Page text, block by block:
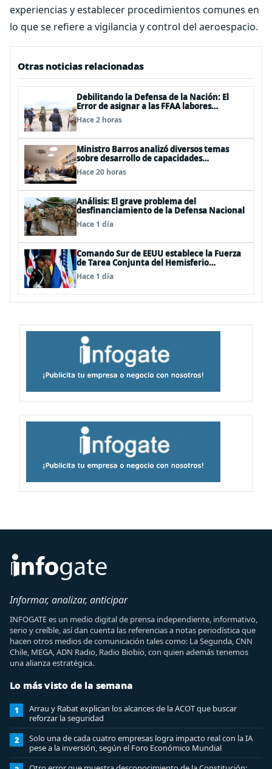
experiencias y establecer procedimientos comunes en
lo que se refiere a vigilancia y control del aeroespacio.
Otras noticias relacionadas
Debilitando la Defensa de la Nación: El
Error de asignar a las FFAA labores
policiales
Hace 2 horas
Ministro Barros analizó diversos temas
sobre desarrollo de capacidades
estratégicas en sesión del Consejo de
Política Espacial
Hace 20 horas
Análisis: El grave problema del
desfinanciamiento de la Defensa Nacional
Hace 1 día
Comando Sur de EEUU establece la Fuerza
de Tarea Conjunta del Hemisferio
Occidental: Incluye a Chile
Hace 1 día
Informar, analizar, anticipar
INFOGATE es un medio digital de prensa independiente, informativo,
serio y creíble, así dan cuenta las referencias a notas periodística que
hacen otros medios de comunicación tales como: La Segunda, CNN
Chile, MEGA, ADN Radio, Radio Biobio, con quien además tenemos
una alianza estratégica.
Lo más visto de la semana
1
Arrau y Rabat explican los alcances de la ACOT que buscar
reforzar la seguridad
2
Solo una de cada cuatro empresas logra impacto real con la IA
pese a la inversión, según el Foro Económico Mundial